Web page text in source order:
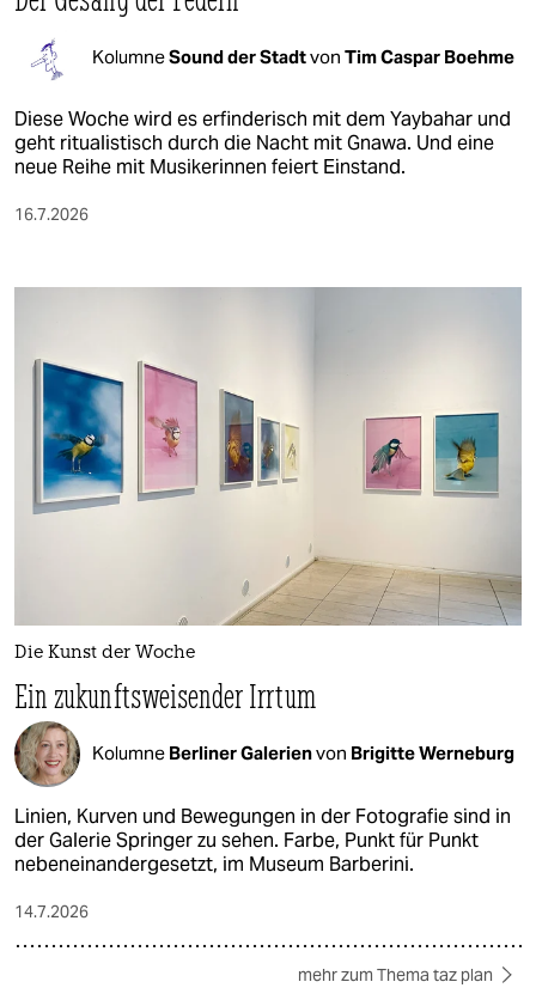
KolumneSound der Stadtvon Tim Caspar Boehme
Diese Woche wird es erfinderisch mit dem Yaybahar und
geht ritualistisch durch die Nacht mit Gnawa. Und eine
neue Reihe mit Musikerinnen feiert Einstand.
16.7.2026
Die Kunst der Woche
Ein zukunftsweisender Irrtum
Kolumne Berliner Galerienvon Brigitte Werneburg
Linien, Kurven und Bewegungen in der Fotografie sind in
der Galerie Springer zu sehen. Farbe, Punkt für Punkt
nebeneinandergesetzt, im Museum Barberini.
14.7.2026
mehr zum Thema taz plan